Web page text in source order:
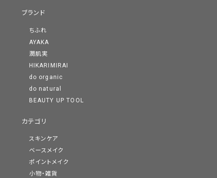
ブランド
ちふれ
AYAKA
潤肌実
HIKARIMIRAI
do organic
do natural
BEAUTY UP TOOL
カテゴリ
スキンケア
ベースメイク
ポイントメイク
小物・雑貨